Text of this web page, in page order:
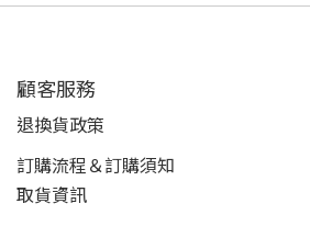
顧客服務
退換貨政策
訂購流程＆訂購須知
取貨資訊